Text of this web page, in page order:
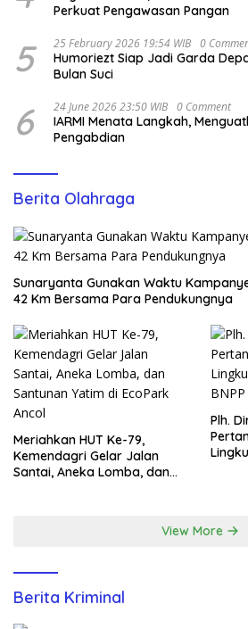
Perkuat Pengawasan Pangan
5 25 February 2026 19:54 WIB 0
Humoriezt Siap Jadi Garda
Bulan Suci
6 24 June 2026 23:50 WIB 0 Comment
IARMI Menata Langkah,
Pengabdian
Berita Olahraga
Sunaryanta Gunakan Waktu
42 Km Bersama Para Pendukungnya
Meriahkan HUT Ke-79,
Kemendagri Gelar Jalan
Santai, Aneka Lomba, dan
Plh.
View More
Berita Kriminal